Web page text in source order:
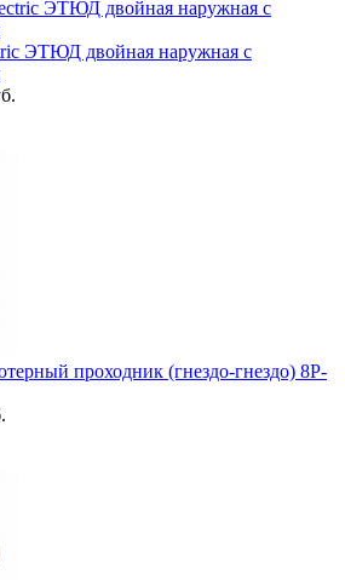
ЭТЮД двойная наружная с
проходник (гнездо-гнездо) 8P-